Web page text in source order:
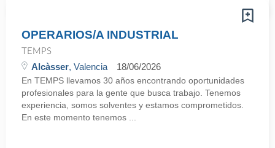
OPERARIOS/A INDUSTRIAL
TEMPS
Alcàsser, Valencia 18/06/2026
En TEMPS llevamos 30 años encontrando oportunidades
profesionales para la gente que busca trabajo. Tenemos
experiencia, somos solventes y estamos comprometidos.
En este momento tenemos ...